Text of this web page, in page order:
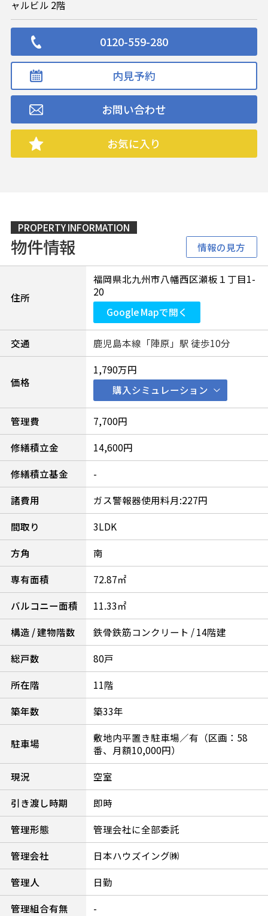
ャルビル 2階
0120-559-280
内見予約
お問い合わせ
お気に入り
PROPERTY INFORMATION
物件情報 情報の見方
住所
福岡県北九州市八幡西区瀬板１丁目1-
20
Google Mapで開く
交通 鹿児島本線「陣原」駅 徒歩10分
価格
1,790万円
購入シミュレーション
管理費
7,700円
修繕積立金
14,600円
修繕積立基金
-
諸費用
ガス警報器使用料月:227円
間取り
3LDK
方角
南
専有面積
72.87㎡
バルコニー面積
11.33㎡
構造 / 建物階数
鉄骨鉄筋コンクリート / 14階建
総戸数
80戸
所在階
11階
築年数
築33年
駐車場
敷地内平置き駐車場／有（区画：58
番、月額10,000円）
現況
空室
引き渡し時期
即時
管理形態
管理会社に全部委託
管理会社
日本ハウズイング㈱
管理人
日勤
管理組合有無
-